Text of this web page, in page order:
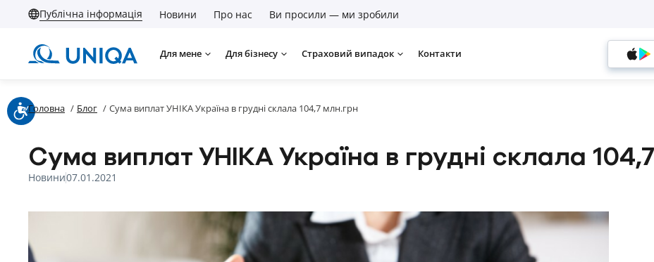
Публічна інформація Новини Про нас Ви просили — ми зробили
Для мене Для бізнесу Страховий випадок Контакти
Головна / Блог / Сума виплат УНІКА Україна в грудні склала 104,7 млн.грн
Сума виплат УНІКА Україна в грудні склала
Новини07.01.2021